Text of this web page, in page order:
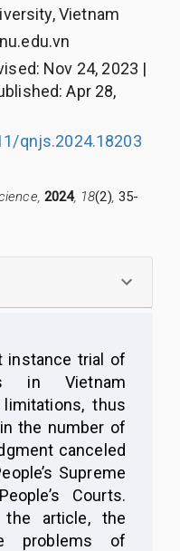
Vietnam
: Nov 24, 2023 |
: Apr 28,
qnjs.2024.18203
2024, 18(2), 35-
trial of
in Vietnam
limitations, thus
the number of
canceled
Supreme
Courts.
article, the
problems of